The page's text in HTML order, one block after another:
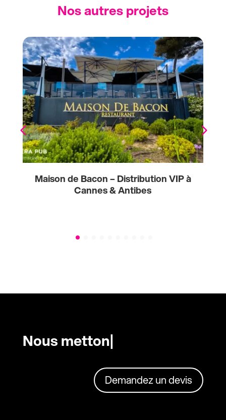
Nos autres projets
Maison de Bacon – Distribution VIP à
Cannes & Antibes
Nous mettons en
Demandez un devis